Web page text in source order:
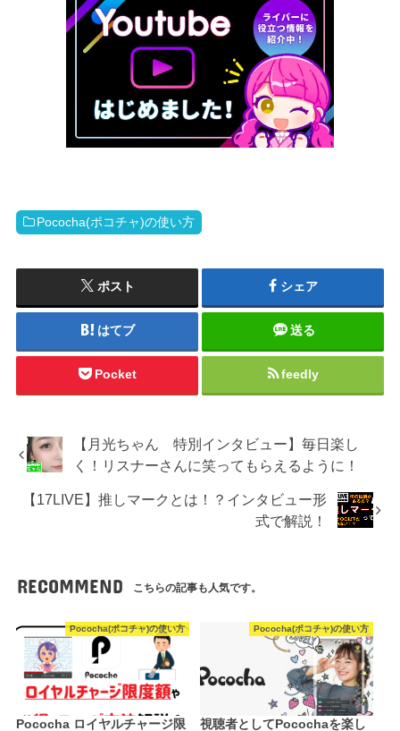
Pococha(ポコチャ)の使い方
ポスト シェア
はてブ 送る
Pocket feedly
【月光ちゃん 特別インタビュー】毎日楽し
く！リスナーさんに笑ってもらえるように！
【17LIVE】推しマークとは！？インタビュー形
式で解説！
RECOMMEND こちらの記事も人気です。
Pococha(ポコチャ)の使い方
Pococha ロイヤルチャージ限
Pococha(ポコチャ)の使い方
視聴者としてPocochaを楽し